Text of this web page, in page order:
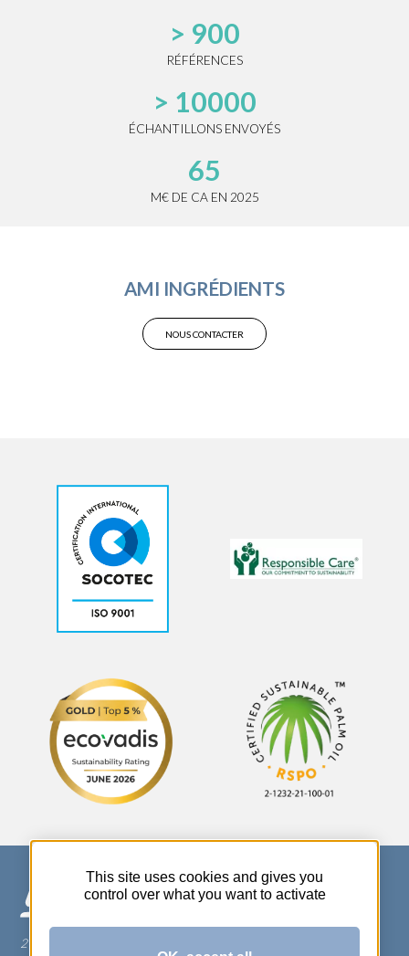
> 900
RÉFÉRENCES
> 10000
ÉCHANTILLONS ENVOYÉS
65
M€ DE CA EN 2025
AMI INGRÉDIENTS
NOUS CONTACTER
270 Rue Thérèse Planiol - 37310 TAUXIGNY
This site uses cookies and gives you
control over what you want to activate